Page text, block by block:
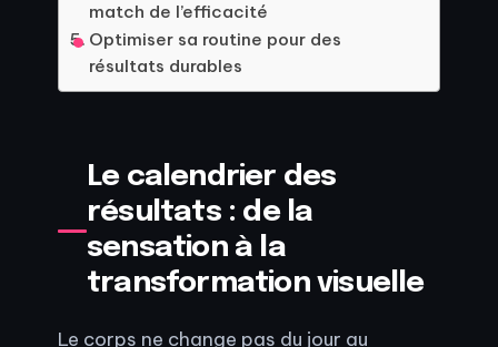
match de l’efficacité
Optimiser sa routine pour des
résultats durables
Le calendrier des
résultats : de la
sensation à la
transformation visuelle
Le corps ne change pas du jour au